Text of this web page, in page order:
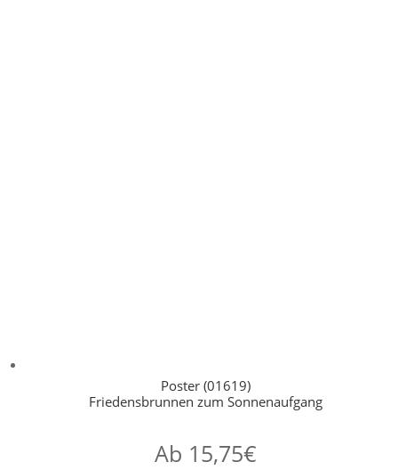
Poster (01619)
Friedensbrunnen zum Sonnenaufgang
Ab 15,75€